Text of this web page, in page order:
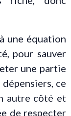
une équation
pour sauver
une partie
ce
autre côté et
de respecter